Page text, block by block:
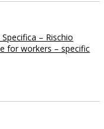
– Rischio
for workers – specific